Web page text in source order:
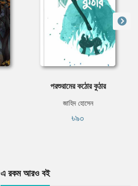
পরশুরামের কঠোর কুঠার
জাহিদ হোসেন
৳৯০
এ রকম আরও বই